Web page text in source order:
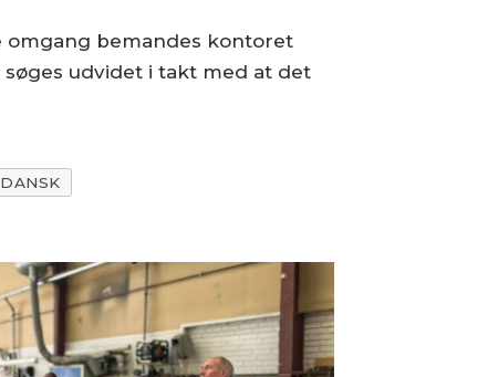
omgang bemandes kontoret
udvidet i takt med at det
DANSK